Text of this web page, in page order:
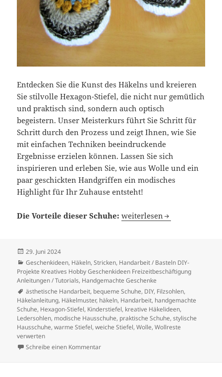
Entdecken Sie die Kunst des Häkelns und kreieren
Sie stilvolle Hexagon-Stiefel, die nicht nur gemütlich
und praktisch sind, sondern auch optisch
begeistern. Unser Meisterkurs führt Sie Schritt für
Schritt durch den Prozess und zeigt Ihnen, wie Sie
mit einfachen Techniken beeindruckende
Ergebnisse erzielen können. Lassen Sie sich
inspirieren und erleben Sie, wie aus Wolle und ein
paar geschickten Handgriffen ein modisches
Highlight für Ihr Zuhause entsteht!
Die Vorteile dieser Schuhe: Stilvolle Hexagon-Stiefel
weiterlesen
Veröffentlicht
am
29. Juni 2024
Kategorien
Geschenkideen, Häkeln, Stricken, Handarbeit / Basteln DIY-
Projekte Kreatives Hobby Geschenkideen Freizeitbeschäftigung
Anleitungen / Tutorials, Handgemachte Geschenke
Schlagwörter
ästhetische Handarbeit, bequeme Schuhe, DIY, Filzsohlen,
Häkelanleitung, Häkelmuster, häkeln, Handarbeit, handgemachte
Schuhe, Hexagon-Stiefel, Kinderstiefel, kreative Häkelideen,
Ledersohlen, modische Hausschuhe, praktische Schuhe,stylische
Hausschuhe,warme Stiefel,weiche Stiefel,Wolle,Wollreste
verwerten
Schreibe einen Kommentarzu Stilvolle Hexagon-Stiefel häkeln – Ein